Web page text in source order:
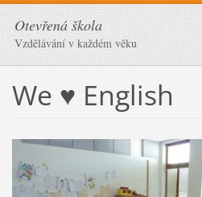
Otevřená škola
Vzdělávání v každém věku
We ♥ English